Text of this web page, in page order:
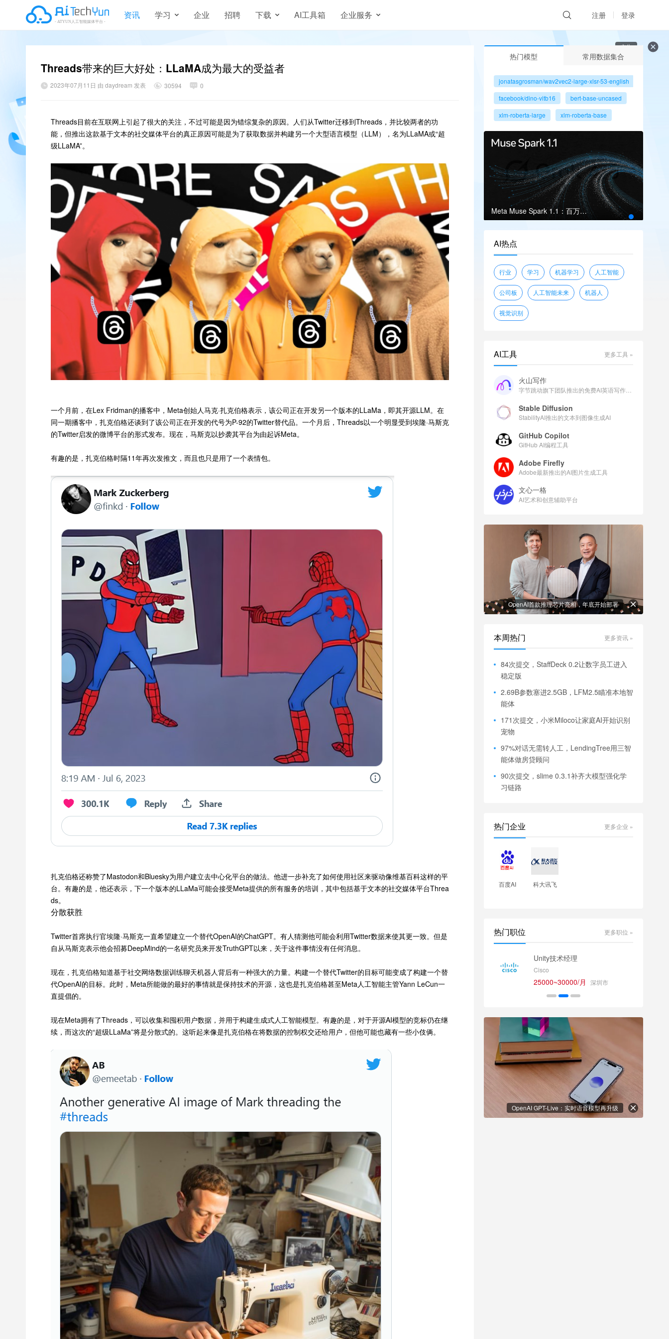
广告
资讯 学习 企业 招聘 下载 AI工具箱 企业服务 注册 登录
Threads带来的巨大好处：LLaMA成为最大的受益者
2023年07月11日 由 daydream 发表 30594 0
Threads目前在互联网上引起了很大的关注，不过可能是因为错综复杂的原因。人们从Twitter迁移到Threads，并比较两者的功
能，但推出这款基于文本的社交媒体平台的真正原因可能是为了获取数据并构建另一个大型语言模型（LLM），名为LLaMA或“超
级LLaMA”。
一个月前，在Lex Fridman的播客中，Meta创始人马克·扎克伯格表示，该公司正在开发另一个版本的LLaMa，即其开源LLM。在
同一期播客中，扎克伯格还谈到了该公司正在开发的代号为P-92的Twitter替代品。一个月后，Threads以一个明显受到埃隆·马斯克
的Twitter启发的微博平台的形式发布。现在，马斯克以抄袭其平台为由起诉Meta。
有趣的是，扎克伯格时隔11年再次发推文，而且也只是用了一个表情包。
扎克伯格还称赞了Mastodon和Bluesky为用户建立去中心化平台的做法。他进一步补充了如何使用社区来驱动像维基百科这样的平
台。有趣的是，他还表示，下一个版本的LLaMa可能会接受Meta提供的所有服务的培训，其中包括基于文本的社交媒体平台Threa
ds。
分散获胜
Twitter首席执行官埃隆·马斯克一直希望建立一个替代OpenAI的ChatGPT。有人猜测他可能会利用Twitter数据来使其更一致。但是
自从马斯克表示他会招募DeepMind的一名研究员来开发TruthGPT以来，关于这件事情没有任何消息。
现在，扎克伯格知道基于社交网络数据训练聊天机器人背后有一种强大的力量。构建一个替代Twitter的目标可能变成了构建一个替
代OpenAI的目标。此时，Meta所能做的最好的事情就是保持技术的开源，这也是扎克伯格甚至Meta人工智能主管Yann LeCun一
直提倡的。
现在Meta拥有了Threads，可以收集和囤积用户数据，并用于构建生成式人工智能模型。有趣的是，对于开源AI模型的竞标仍在继
续，而这次的“超级LLaMa”将是分散式的。这听起来像是扎克伯格在将数据的控制权交还给用户，但他可能也藏有一些小伎俩。
热门模型 常用数据集合
jonatasgrosman/wav2vec2-large-xlsr-53-english
facebook/dino-vitb16
bert-base-uncased
xlm-roberta-large
xlm-roberta-base
gpt2
microsoft/resnet-50
facebook/dino-vits8
Meta Muse Spark 1.1：百万上下文瞄准多智能体
Grok 4.5登场：编码与长程智能体再升级
piqa
EleutherAI/lambada_openai
facebook/flores
AI热点
行业 学习 机器学习 人工智能
公司板 人工智能未来 机器人
视觉识别
AI工具 更多工具 »
火山写作
Stable Diffusion
StabilityAI推出的文本到图像生成AI
GitHub Copilot
GitHub AI编程工具
Adobe Firefly
Adobe最新推出的AI图片生成工具
文心一格
AI艺术和创意辅助平台
OpenAI首款推理芯片亮相，年底开始部署
本周热门 更多资讯 »
84次提交，StaffDeck 0.2让数字员工进入
稳定版
2.69B参数塞进2.5GB，LFM2.5瞄准本地智
能体
171次提交，小米Miloco让家庭AI开始识别
宠物
97%对话无需转人工，LendingTree用三智
能体做房贷顾问
90次提交，slime 0.3.1补齐大模型强化学
习链路
热门企业 更多企业 »
百度AI 科大讯飞
热门职位 更多职位 »
PilotAILabs
30000~60000/年 深圳市
Maluuba
20000~40000/月
Unity技术经理
Cisco
25000~30000/月 深圳市
OpenAI GPT-Live：实时语音模型再升级